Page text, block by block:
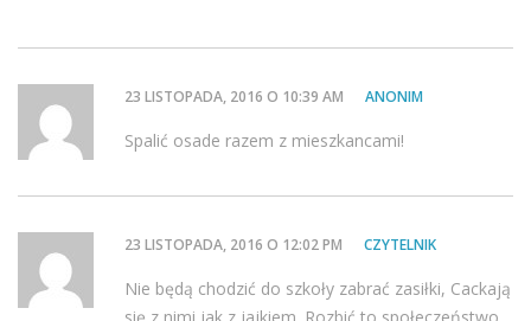
23 LISTOPADA, 2016 O 10:39 AM ANONIM
Spalić osade razem z mieszkancami!
23 LISTOPADA, 2016 O 12:02 PM CZYTELNIK
Nie będą chodzić do szkoły zabrać zasiłki, Cackają